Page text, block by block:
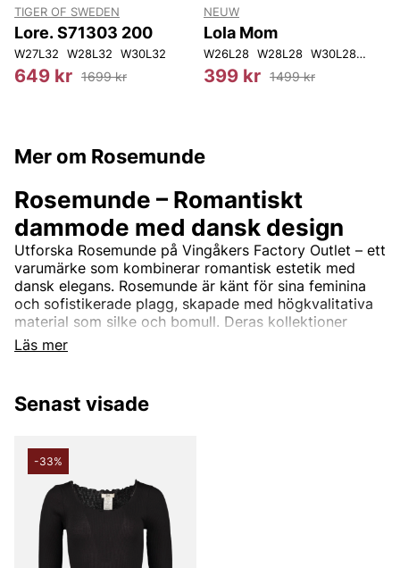
TIGER OF SWEDEN
Lore. S71303 200
W27L32 W28L32 W30L32
649 kr 1699 kr
NEUW
Lola Mom
W26L28 W28L28 W30L28
399 kr 1499 kr
Mer om Rosemunde
Läs mer
Rosemunde – Romantiskt
dammode med dansk design
Utforska Rosemunde på Vingåkers Factory Outlet – ett
varumärke som kombinerar romantisk estetik med
dansk elegans. Rosemunde är känt för sina feminina
och sofistikerade plagg, skapade med högkvalitativa
material som silke och bomull. Deras kollektioner
inkluderar allt från vackra spetsdetaljerade toppar och
mjuka cardigans till tidlösa klänningar och stilrena
Rosemundes design är tidlös och passar perfekt för
varumärket plagg som enkelt kan bäras både till
vardags och till fest.
Rosemunde – Feminint mode till
outletpriser
Senast visade
-33%